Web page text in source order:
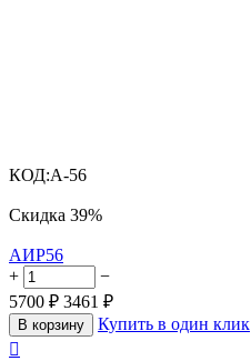
КОД:A-56
Скидка 39%
АИР56
+
−
5700 ₽ 3461 ₽
В корзину
Купить в один клик
